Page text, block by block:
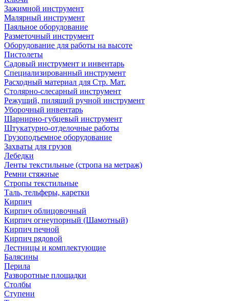
Зажимной инструмент
Малярный инструмент
Паяльное оборудование
Разметочный инструмент
Оборудование для работы на высоте
Пистолеты
Садовый инструмент и инвентарь
Специализированный инструмент
Расходный материал для Стр. Мат.
Столярно-слесарный инструмент
Режущий, пилящий ручной инструмент
Уборочный инвентарь
Шарнирно-губцевый инструмент
Штукатурно-отделочные работы
Грузоподъемное оборудование
Захваты для грузов
Лебедки
Ленты текстильные (стропа на метраж)
Ремни стяжные
Стропы текстильные
Таль, тельферы, каретки
Кирпич
Кирпич облицовочный
Кирпич огнеупорный (Шамотный)
Кирпич печной
Кирпич рядовой
Лестницы и комплектующие
Балясины
Перила
Разворотные площадки
Столбы
Ступени